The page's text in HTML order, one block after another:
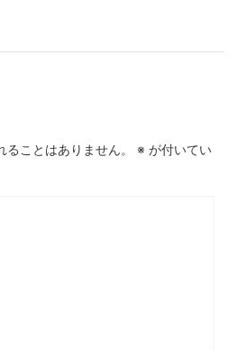
ことはありません。 ※ が付いてい